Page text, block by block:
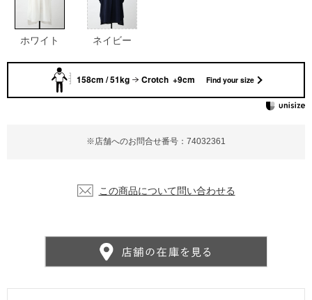
※店舗へのお問合せ番号：74032361
ホワイト ネイビー
この商品について問い合わせる
158cm / 51kg Crotch +9cm Find your size